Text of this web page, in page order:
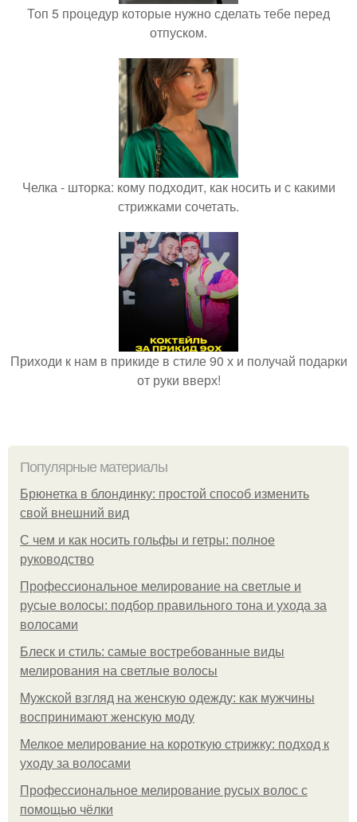
Топ 5 процедур которые нужно сделать тебе перед
отпуском.
Челка - шторка: кому подходит, как носить и с какими
стрижками сочетать.
Приходи к нам в прикиде в стиле 90 х и получай подарки
от руки вверх!
Популярные материалы
Брюнетка в блондинку: простой способ изменить
свой внешний вид
С чем и как носить гольфы и гетры: полное
руководство
Профессиональное мелирование на светлые и
русые волосы: подбор правильного тона и ухода за
волосами
Блеск и стиль: самые востребованные виды
мелирования на светлые волосы
Мужской взгляд на женскую одежду: как мужчины
воспринимают женскую моду
Мелкое мелирование на короткую стрижку: подход к
уходу за волосами
Профессиональное мелирование русых волос с
помощью чёлки